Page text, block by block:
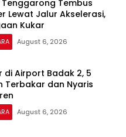
Tenggarong Tembus
Lewat Jalur Akselerasi,
Kukar
August 6, 2026
di Airport Badak 2, 5
Terbakar dan Nyaris
August 6, 2026